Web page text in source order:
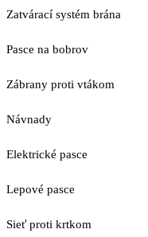
Zatvárací systém brána
Pasce na bobrov
Zábrany proti vtákom
Návnady
Elektrické pasce
Lepové pasce
Sieť proti krtkom